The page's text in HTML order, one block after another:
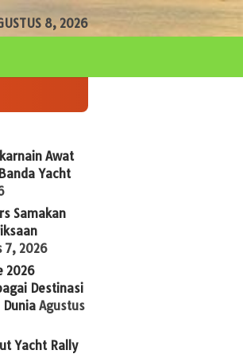
8, 2026
Awat
Yacht
Samakan
7, 2026
2026
Destinasi
Agustus
Yacht Rally